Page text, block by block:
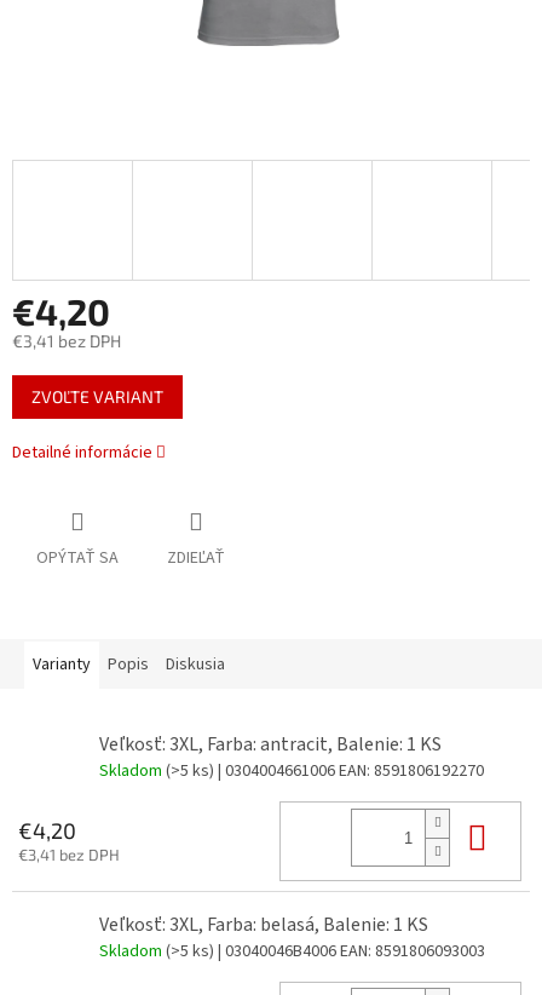
€4,20
€3,41 bez DPH
Jednotková
cena:
ZVOĽTE VARIANT
Detailné informácie
OPÝTAŤ SA ZDIEĽAŤ
Varianty Popis Diskusia
Veľkosť: 3XL, Farba: antracit, Balenie: 1 KS
Skladom (>5 ks) | 0304004661006EAN: 8591806192270
€4,20
€3,41 bez DPH
Veľkosť: 3XL, Farba: belasá, Balenie: 1 KS
Skladom (>5 ks) | 03040046B4006EAN: 8591806093003